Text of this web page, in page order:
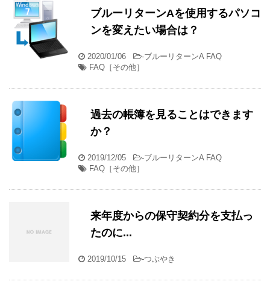
ブルーリターンAを使用するパソコ
ンを変えたい場合は？
2020/01/06 -ブルーリターンA FAQ
FAQ［その他］
過去の帳簿を見ることはできます
か？
2019/12/05 -ブルーリターンA FAQ
FAQ［その他］
来年度からの保守契約分を支払っ
たのに...
2019/10/15 -つぶやき